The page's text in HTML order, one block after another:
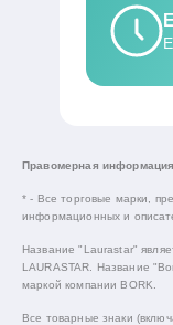
Правомерная информация
* - Все торговые марки,
информационных и
Название "Laurastar"
LAURASTAR. Название
маркой компании BORK.
Все товарные знаки